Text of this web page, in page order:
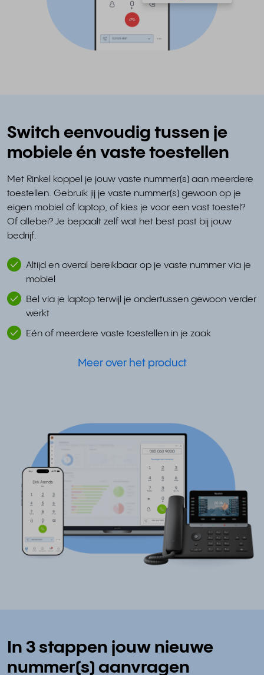
Switch eenvoudig tussen je
mobiele én vaste toestellen
Met Rinkel koppel je jouw vaste nummer(s) aan meerdere
toestellen. Gebruik jij je vaste nummer(s) gewoon op je
eigen mobiel of laptop, of kies je voor een vast toestel?
Of allebei? Je bepaalt zelf wat het best past bij jouw
bedrijf.
Altijd en overal bereikbaar op je vaste nummer via je
mobiel
Bel via je laptop terwijl je ondertussen gewoon verder
werkt
Eén of meerdere vaste toestellen in je zaak
Meer over het product
In 3 stappen jouw nieuwe
nummer(s) aanvragen